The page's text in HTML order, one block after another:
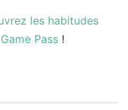
les habitudes
Pass !